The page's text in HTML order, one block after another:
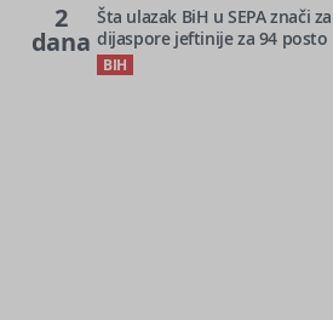
2
dana
Šta ulazak BiH u SEPA znači
dijaspore jeftinije za 94 posto
BIH